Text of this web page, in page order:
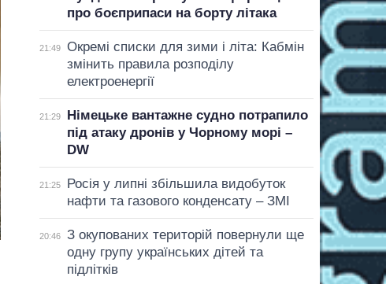
про боєприпаси на борту літака
21:49
Окремі списки для зими і літа: Кабмін
змінить правила розподілу
електроенергії
21:29
Німецьке вантажне судно потрапило
під атаку дронів у Чорному морі –
DW
21:25
Росія у липні збільшила видобуток
нафти та газового конденсату – ЗМІ
20:46
З окупованих територій повернули ще
одну групу українських дітей та
підлітків